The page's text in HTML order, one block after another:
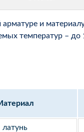
и
температур –
латунь